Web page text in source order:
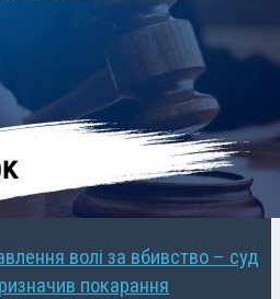
волі за вбивство – суд
покарання